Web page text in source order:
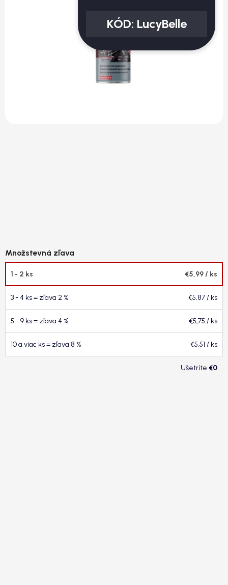
1 - 2 ks €5,99/ ks
3 - 4 ks = zľava 2 % €5,87/ ks
5 - 9 ks = zľava 4 % €5,75 / ks
10 a viac ks = zľava 8 % €5,51 / ks
€0
KÓD: LucyBelle